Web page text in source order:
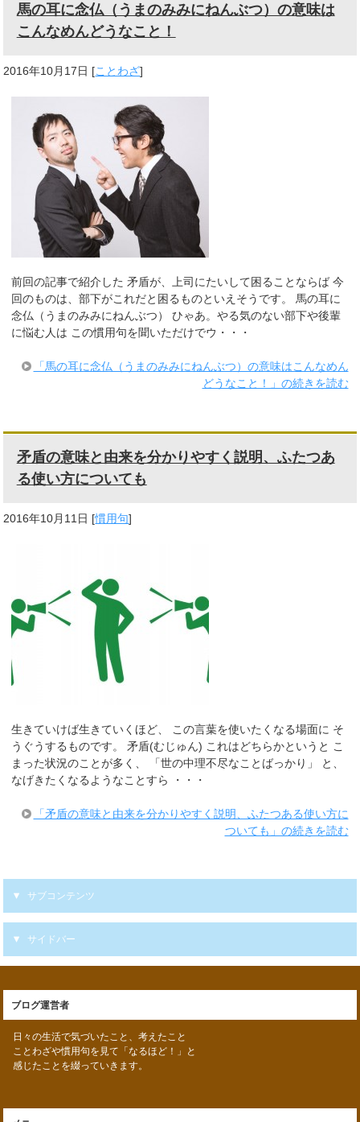
馬の耳に念仏（うまのみみにねんぶつ）の意味は
こんなめんどうなこと！
2016年10月17日 [ことわざ]
前回の記事で紹介した 矛盾が、上司にたいして困ることならば 今
回のものは、部下がこれだと困るものといえそうです。 馬の耳に
念仏（うまのみみにねんぶつ） ひゃあ。やる気のない部下や後輩
に悩む人は この慣用句を聞いただけでウ・・・
「馬の耳に念仏（うまのみみにねんぶつ）の意味はこんなめん
どうなこと！」の続きを読む
矛盾の意味と由来を分かりやすく説明、ふたつあ
る使い方についても
2016年10月11日 [慣用句]
生きていけば生きていくほど、 この言葉を使いたくなる場面に そ
うぐうするものです。 矛盾(むじゅん) これはどちらかというと こ
まった状況のことが多く、 「世の中理不尽なことばっかり」 と、
なげきたくなるようなことすら ・・・
「矛盾の意味と由来を分かりやすく説明、ふたつある使い方に
ついても」の続きを読む
サブコンテンツ
サイドバー
ブログ運営者
日々の生活で気づいたこと、考えたこと
ことわざや慣用句を見て「なるほど！」と
感じたことを綴っていきます。